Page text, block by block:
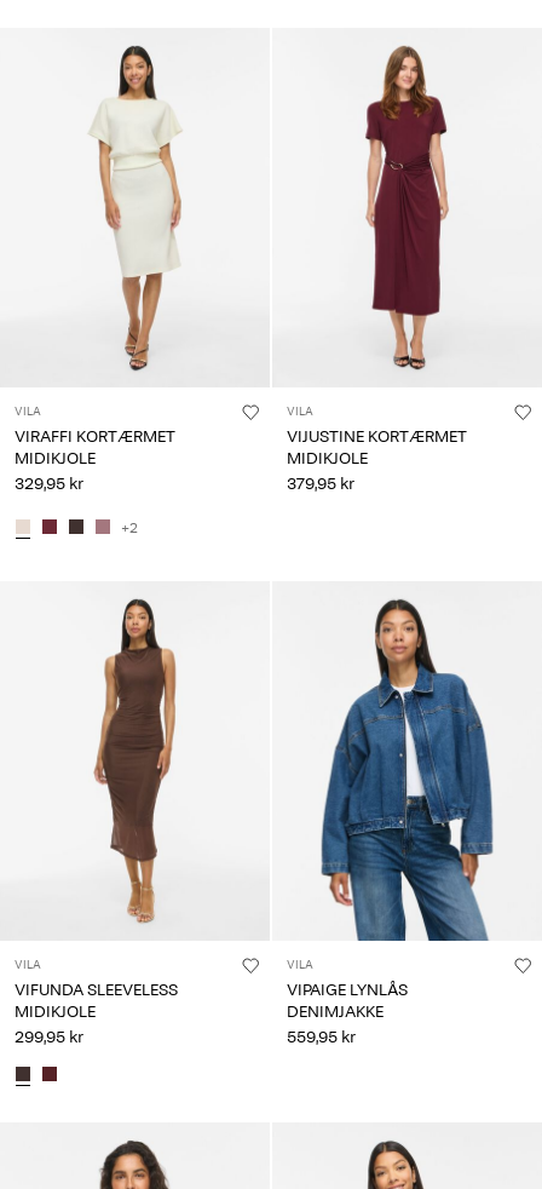
VILA
VIRAFFI KORTÆRMET
MIDIKJOLE
329,95 kr
+2
VILA
VIJUSTINE KORTÆRMET
MIDIKJOLE
379,95 kr
VILA
VIFUNDA SLEEVELESS
MIDIKJOLE
299,95 kr
VILA
VIPAIGE LYNLÅS
DENIMJAKKE
559,95 kr